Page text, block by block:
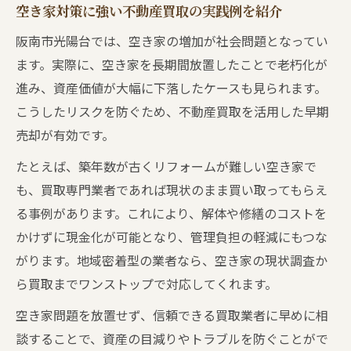
空き家対策に強い不動産買取の実践例を紹介
阪南市光陽台では、空き家の増加が社会問題となってい
ます。実際に、空き家を長期間放置したことで老朽化が
進み、資産価値が大幅に下落したケースも見られます。
こうしたリスクを防ぐため、不動産買取を活用した早期
売却が有効です。
たとえば、築年数が古くリフォームが難しい空き家で
も、買取専門業者であれば現状のまま買い取ってもらえ
る事例があります。これにより、解体や修繕のコストを
かけずに現金化が可能となり、管理負担の軽減にもつな
がります。地域密着型の業者なら、空き家の現状調査か
ら買取までワンストップで対応してくれます。
空き家問題を放置せず、信頼できる買取業者に早めに相
談することで、資産の目減りやトラブルを防ぐことがで